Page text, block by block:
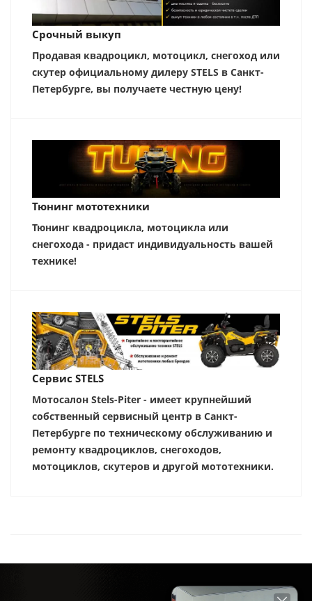
Срочный выкуп
Продавая квадроцикл, мотоцикл, снегоход или
скутер официальному дилеру STELS в Санкт-
Петербурге, вы получаете честную цену!
Тюнинг мототехники
Тюнинг квадроцикла, мотоцикла или
снегохода - придаст индивидуальность вашей
технике!
Сервис STELS
Мотосалон Stels-Piter - имеет крупнейший
собственный сервисный центр в Санкт-
Петербурге по техническому обслуживанию и
ремонту квадроциклов, снегоходов,
мотоциклов, скутеров и другой мототехники.